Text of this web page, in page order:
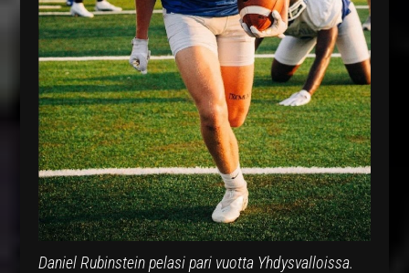
Daniel Rubinstein pelasi pari vuotta Yhdysvalloissa.